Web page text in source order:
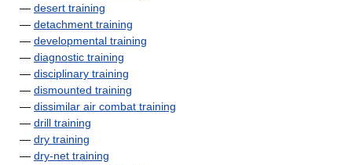
— desert training
— detachment training
— developmental training
— diagnostic training
— disciplinary training
— dismounted training
— dissimilar air combat training
— drill training
— dry training
— dry-net training